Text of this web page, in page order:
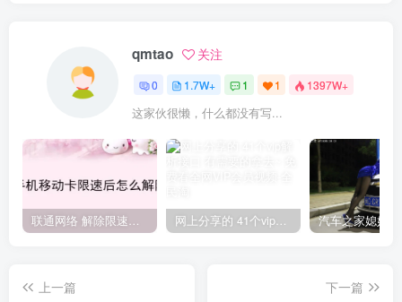
qmtao 关注
0 1.7W+ 1 1 1397W+
这家伙很懒，什么都没有写...
联通网络 解除限速方法参考！畅享、畅玩、老白干等及其它地区自测了 网上分享的 41个vip解析接口 有需要的拿去~ 免费看全网VIP会员视频
上一篇
下一篇